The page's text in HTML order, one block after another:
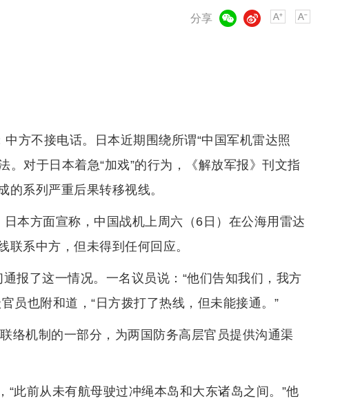
分享
微博
方不接电话。日本近期围绕所谓“中国军机雷达照
。对于日本着急“加戏”的行为，《解放军报》刊文指
的系列严重后果转移视线。
本方面宣称，中国战机上周六（6日）在公海用雷达
系中方，但未得到任何回应。
报了这一情况。一名议员说：“他们告知我们，我方
员也附和道，“日方拨打了热线，但未能接通。”
络机制的一部分，为两国防务高层官员提供沟通渠
“此前从未有航母驶过冲绳本岛和大东诸岛之间。”他